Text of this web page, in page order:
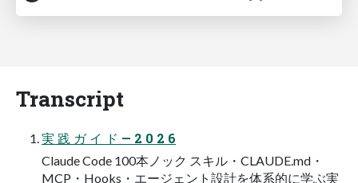
Transcript
実 践 ガ イ ド — 2 0 2 6
Claude Code 100本ノック スキル・CLAUDE.md・
MCP・Hooks・エージェント設計を体系的に学ぶ実